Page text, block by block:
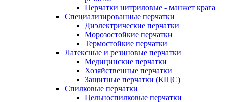
Перчатки нитриловые - манжет крага
Специализированные перчатки
Диэлектрические перчатки
Морозостойкие перчатки
Термостойкие перчатки
Латексные и резиновые перчатки
Медицинские перчатки
Хозяйственные перчатки
Защитные перчатки (КЩС)
Спилковые перчатки
Цельноспилковые перчатки